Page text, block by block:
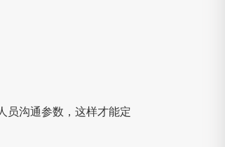
员沟通参数，这样才能定